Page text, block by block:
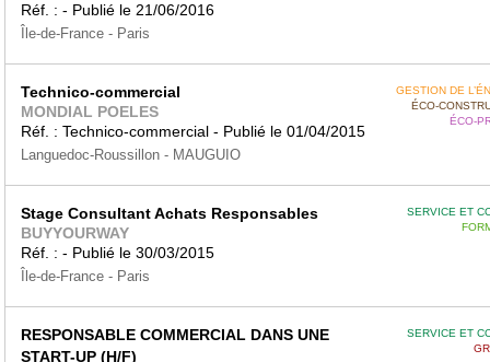
Réf. : - Publié le 21/06/2016
Île-de-France - Paris
GESTION DE
ÉCO-
ÉCO-
Technico-commercial
MONDIAL POELES
Réf. : Technico-commercial - Publié le 01/04/2015
Languedoc-Roussillon - MAUGUIO
SERVICE ET
Stage Consultant Achats Responsables
BUYYOURWAY
Réf. : - Publié le 30/03/2015
Île-de-France - Paris
SERVICE ET
RESPONSABLE COMMERCIAL DANS UNE
START-UP (H/F)